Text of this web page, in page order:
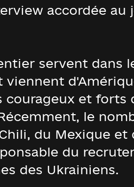
accordée au
servent dans
courageux et forts
le
du Mexique et
du
des Ukrainiens.